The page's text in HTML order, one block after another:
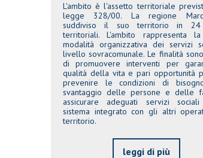
L'ambito è l'assetto territoriale
legge 328/00. La regione
suddiviso il suo territorio in 24
territoriali. L'ambito rappresenta
modalità organizzativa dei servizi
livello sovracomunale. Le finalità
di promuovere interventi per
qualità della vita e pari opportunità
prevenire le condizioni di
svantaggio delle persone e delle
assicurare adeguati servizi
sistema integrato con gli altri
territorio.
leggi di più